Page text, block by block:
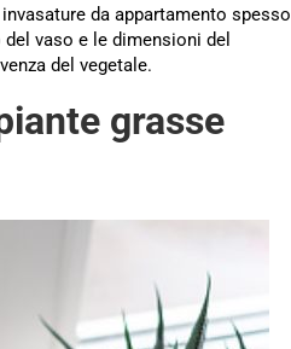
da appartamento spesso
vaso e le dimensioni del
del vegetale.
grasse